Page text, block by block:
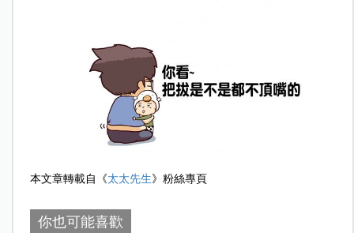
本文章轉載自《太太先生》粉絲專頁
你也可能喜歡